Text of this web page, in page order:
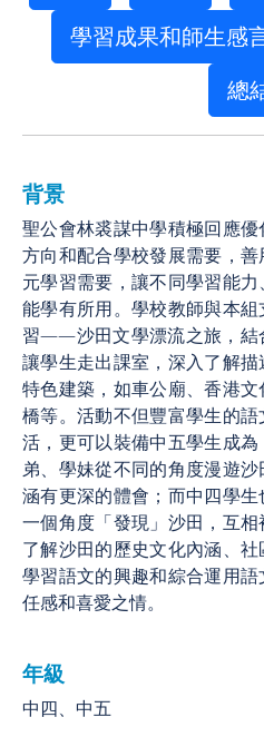
學習成果和師生感
總
背景
聖公會林裘謀中學積極回應
方向和配合學校發展需要，
元學習需要，讓不同學習能
能學有所用。學校教師與本
習——沙田文學漂流之旅，結
讓學生走出課室，深入了解
特色建築，如車公廟、香港
橋等。活動不但豐富學生的
活，更可以裝備中五學生成
弟、學妹從不同的角度漫遊
涵有更深的體會；而中四學
一個角度「發現」沙田，互
了解沙田的歷史文化內涵、
學習語文的興趣和綜合運用
任感和喜愛之情。
年級
中四、中五